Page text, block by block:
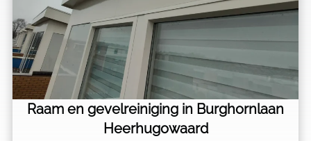
Raam en gevelreiniging in Burghornlaan
Heerhugowaard